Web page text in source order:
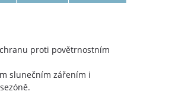
proti povětrnostním
slunečním zářením i